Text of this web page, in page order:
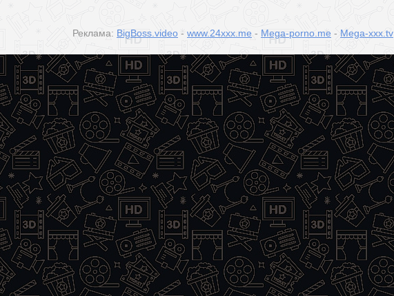
Реклама: BigBoss.video - www.24xxx.me - Mega-porno.me - Mega-xxx.tv